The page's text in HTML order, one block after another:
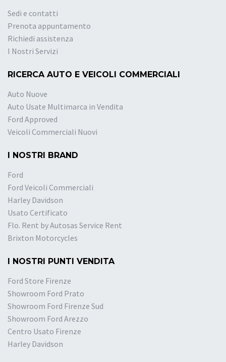
Sedi e contatti
Prenota appuntamento
Richiedi assistenza
I Nostri Servizi
RICERCA AUTO E VEICOLI COMMERCIALI
Auto Nuove
Auto Usate Multimarca in Vendita
Ford Approved
Veicoli Commerciali Nuovi
I NOSTRI BRAND
Ford
Ford Veicoli Commerciali
Harley Davidson
Usato Certificato
Flo. Rent by Autosas Service Rent
Brixton Motorcycles
I NOSTRI PUNTI VENDITA
Ford Store Firenze
Showroom Ford Prato
Showroom Ford Firenze Sud
Showroom Ford Arezzo
Centro Usato Firenze
Harley Davidson